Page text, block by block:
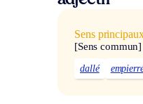
Sens
[Sens commun]
dallé